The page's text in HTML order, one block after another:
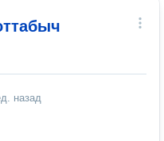
назад